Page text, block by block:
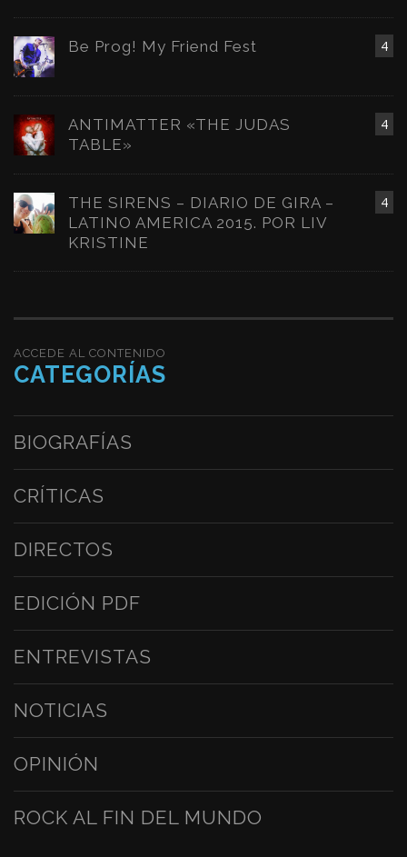
4
Be Prog! My Friend Fest
4
ANTIMATTER «THE JUDAS
TABLE»
4
THE SIRENS – DIARIO DE GIRA –
LATINO AMERICA 2015. POR LIV
KRISTINE
ACCEDE AL CONTENIDO
CATEGORÍAS
BIOGRAFÍAS
CRÍTICAS
DIRECTOS
EDICIÓN PDF
ENTREVISTAS
NOTICIAS
OPINIÓN
ROCK AL FIN DEL MUNDO